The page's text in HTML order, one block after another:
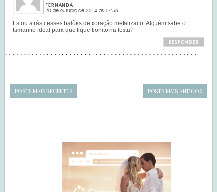
FERNANDA
20 de outubro de 2014 às 17:56
Estou atrás desses balões de coração metalizado. Alguém sabe o
tamanho ideal para que fique bonito na festa?
RESPONDER
POSTS MAIS RECENTES POSTS MAIS ANTIGOS
SIDEBAR